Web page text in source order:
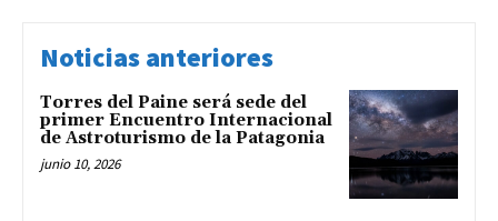
Noticias anteriores
Torres del Paine será sede del
primer Encuentro Internacional
de Astroturismo de la Patagonia
junio 10, 2026